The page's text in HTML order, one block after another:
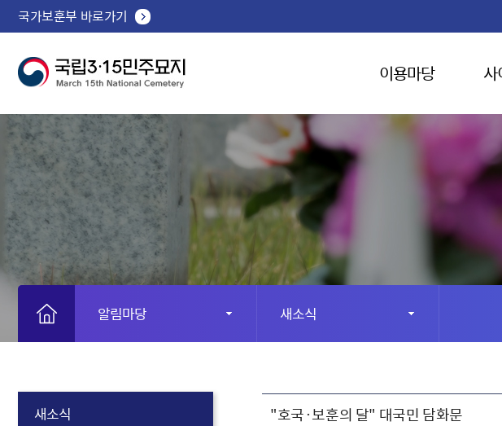
국가보훈부 바로가기
이용마당
알림마당 새소식
새소식 "호국·보훈의 달" 대국민 담화문